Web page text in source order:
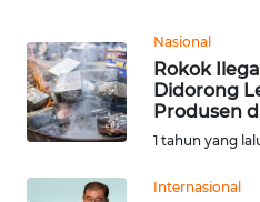
Nasional
Rokok
Didorong
Produsen
1 tahun yang
Internasional
WN
SULBAR
WN